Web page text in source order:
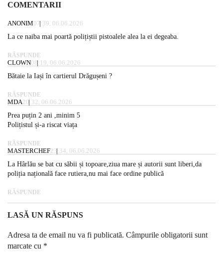
COMENTARII
ANONIM07:39, 06.06.2026
La ce naiba mai poartă polițiștii pistoalele alea la ei degeaba.
RĂSPUNDE
CLOWN08:19, 06.06.2026
Bătaie la Iași în cartierul Drăgușeni ?
RĂSPUNDE
MDA20:32, 06.06.2026
Prea puțin 2 ani ,minim 5
Polițistul și-a riscat viața
RĂSPUNDE
MASTERCHEF23:34, 06.06.2026
La Hârlău se bat cu săbii și topoare,ziua mare și autorii sunt liberi,da
poliția națională face rutiera,nu mai face ordine publică
RĂSPUNDE
LASĂ UN RĂSPUNS
Adresa ta de email nu va fi publicată. Câmpurile obligatorii sunt
marcate cu *